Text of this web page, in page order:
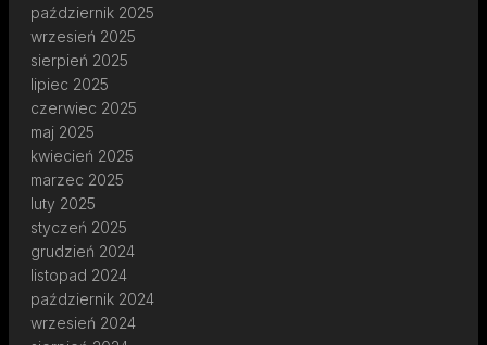
październik 2025
wrzesień 2025
sierpień 2025
lipiec 2025
czerwiec 2025
maj 2025
kwiecień 2025
marzec 2025
luty 2025
styczeń 2025
grudzień 2024
listopad 2024
październik 2024
wrzesień 2024